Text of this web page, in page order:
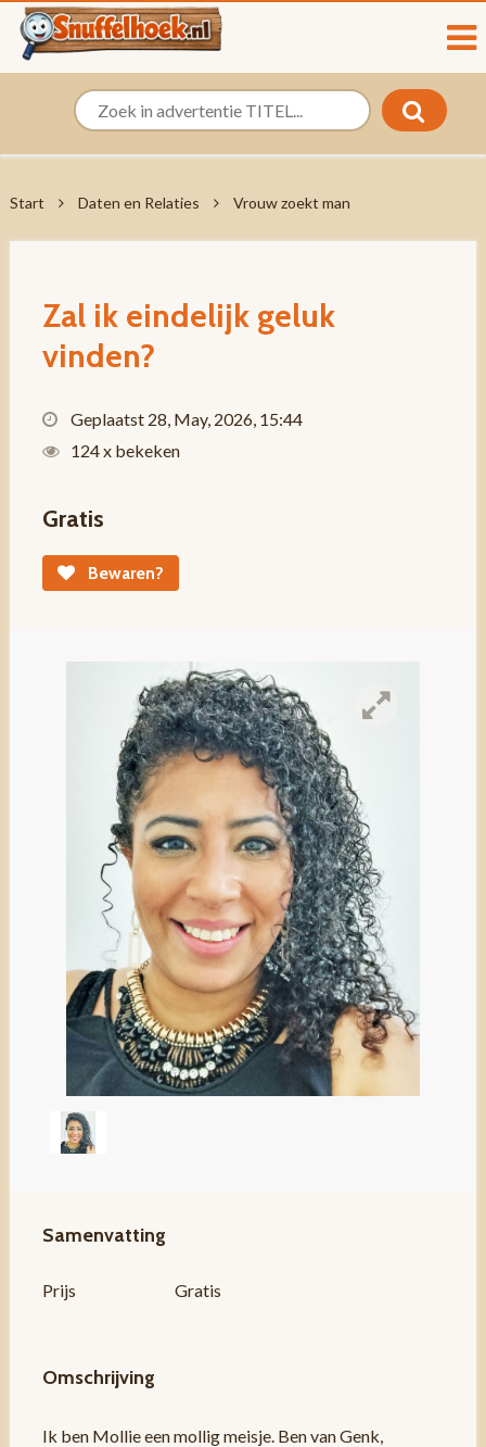
Start Daten en Relaties Vrouw zoekt man
Zal ik eindelijk geluk
vinden?
Geplaatst 28, May, 2026, 15:44
124 x bekeken
Gratis
Bewaren?
Samenvatting
Prijs Gratis
Omschrijving
Ik ben Mollie een mollig meisje. Ben van Genk,